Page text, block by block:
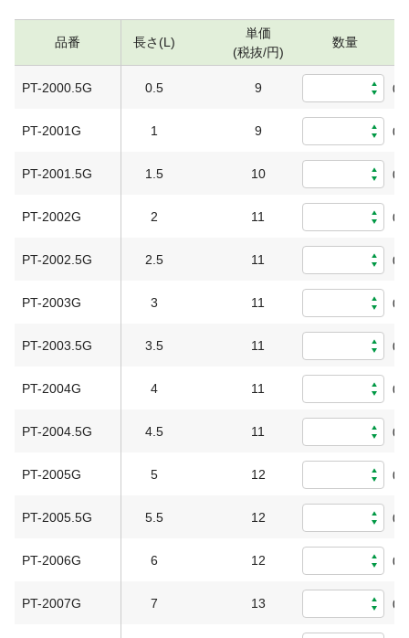
品番 長さ(L)
単価
(税抜/円)
数量
PT-2000.5G 0.5 9 0
PT-2001G 1 9 0
PT-2001.5G 1.5 10 0
PT-2002G 2 11 0
PT-2002.5G 2.5 11 0
PT-2003G 3 11 0
PT-2003.5G 3.5 11 0
PT-2004G 4 11 0
PT-2004.5G 4.5 11 0
PT-2005G 5 12 0
PT-2005.5G 5.5 12 0
PT-2006G 6 12 0
PT-2007G 7 13 0